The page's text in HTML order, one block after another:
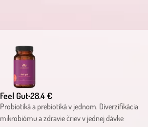
Feel Gut•28.4 €
Probiotiká a prebiotiká v jednom. Diverzifikácia
mikrobiómu a zdravie čriev v jednej dávke